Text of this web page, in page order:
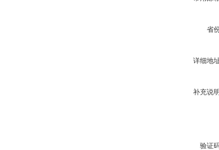
省
详细地
补充说
验证